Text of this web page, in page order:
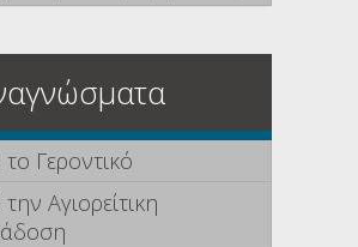
Γεροντικό
Αγιορείτικη